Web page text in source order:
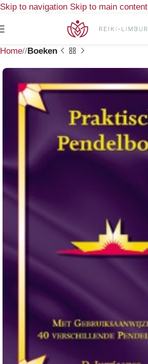
Skip to navigation Skip to main content
Home/ Boeken